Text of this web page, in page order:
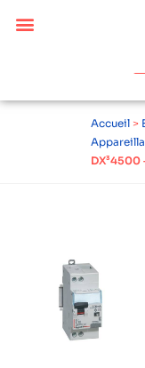
Accueil >
DX³4500